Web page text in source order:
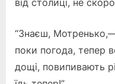
“Знаєш,
поки погода, тепер
дощі, повипивають